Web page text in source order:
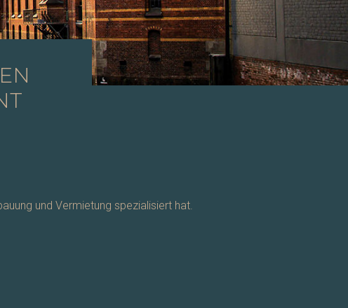
und Vermietung spezialisiert hat.